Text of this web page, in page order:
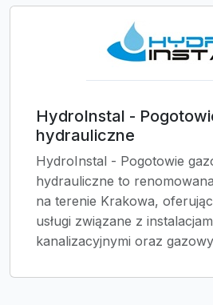
HydroInstal -
hydrauliczne
HydroInstal - Pogotowie
hydrauliczne to
na terenie Krakowa,
usługi związane z
kanalizacyjnymi oraz